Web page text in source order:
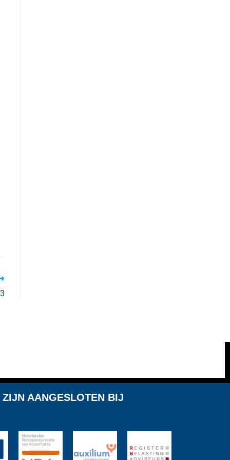
AANGESLOTEN BIJ